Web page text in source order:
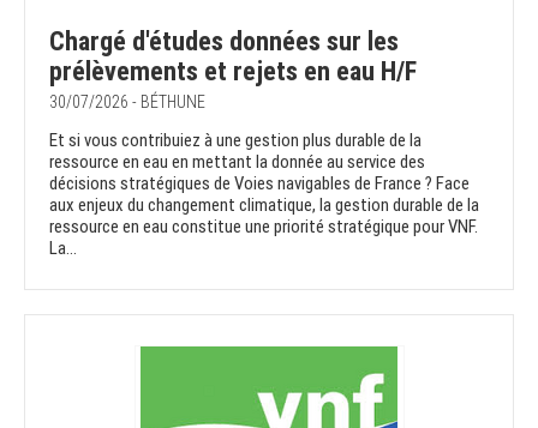
Chargé d'études données sur les
prélèvements et rejets en eau H/F
30/07/2026 - BÉTHUNE
Et si vous contribuiez à une gestion plus durable de la
ressource en eau en mettant la donnée au service des
décisions stratégiques de Voies navigables de France ? Face
aux enjeux du changement climatique, la gestion durable de la
ressource en eau constitue une priorité stratégique pour VNF.
La...